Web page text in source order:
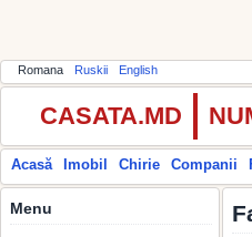
Romana Ruskii English
CASATA.MD
Acasă Imobil Chirie Companii
Menu